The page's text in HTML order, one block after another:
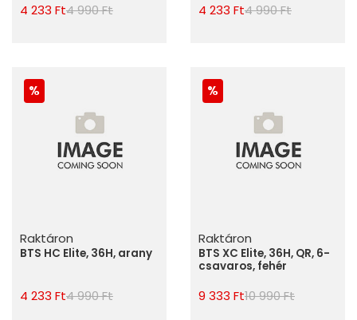
4 233 Ft4 990 Ft 4 233 Ft4 990 Ft
Raktáron
BTS HC Elite, 36H, arany
4 233 Ft4 990 Ft
Raktáron
BTS XC Elite, 36H, QR, 6-
csavaros, fehér
9 333 Ft10 990 Ft